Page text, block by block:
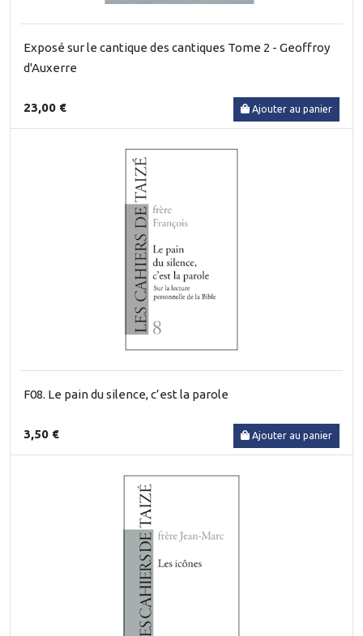
Exposé sur le cantique des cantiques Tome 2 - Geoffroy
d'Auxerre
23,00 € Ajouter au panier
F08. Le pain du silence, c’est la parole
3,50 € Ajouter au panier